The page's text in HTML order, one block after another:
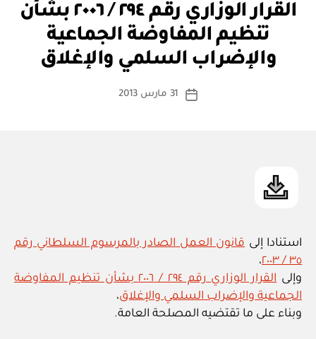
القرار الوزاري رقم ٢٩٤ / ٢٠٠٦ بشأن
تنظيم المفاوضة الجماعية
والإضراب السلمي والإغلاق
كاتب
بو
س
ة
تاريخ
31 مارس 2013
استنادا إلى قانون العمل الصادر بالمرسوم السلطاني رقم
٣٥ / ٢٠٠٣
،
وإلى
القرار الوزاري رقم ٢٩٤ / ٢٠٠٦ بشأن تنظيم المفاوضة
الجماعية والإضراب السلمي والإغلاق،
وبناء على ما تقتضيه المصلحة العامة.